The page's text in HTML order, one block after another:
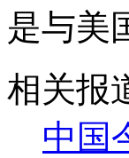
是与美
相关报
中国